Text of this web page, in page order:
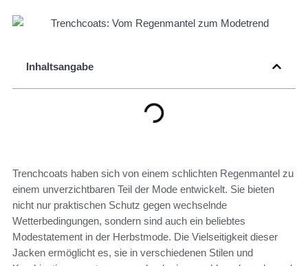
Inhaltsangabe
Trenchcoats haben sich von einem schlichten Regenmantel zu
einem unverzichtbaren Teil der Mode entwickelt. Sie bieten
nicht nur praktischen Schutz gegen wechselnde
Wetterbedingungen, sondern sind auch ein beliebtes
Modestatement in der Herbstmode. Die Vielseitigkeit dieser
Jacken ermöglicht es, sie in verschiedenen Stilen und